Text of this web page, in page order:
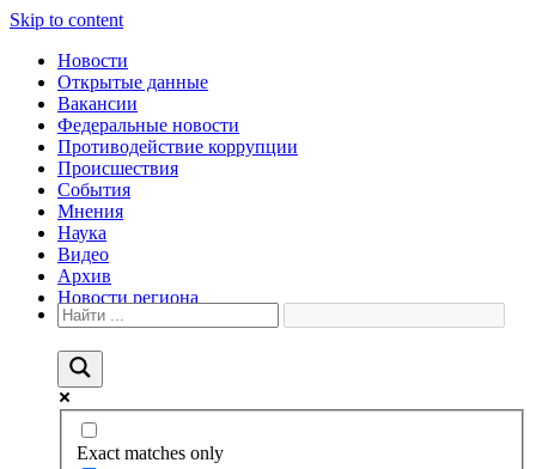
Skip to content
Новости
Открытые данные
Вакансии
Федеральные новости
Противодействие коррупции
Происшествия
События
Мнения
Наука
Видео
Архив
Новости региона
Exact matches only